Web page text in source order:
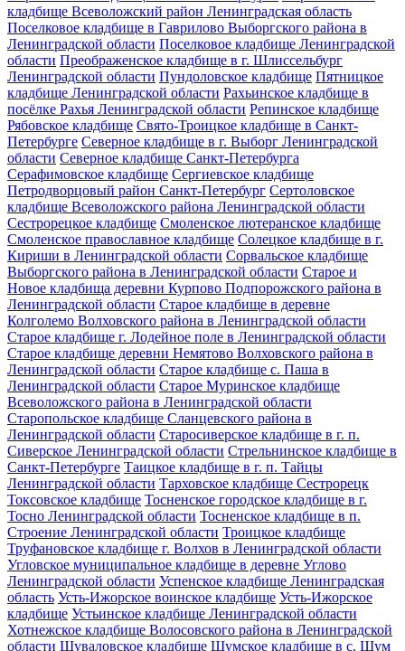
кладбище Всеволожский район Ленинградская область
Поселковое кладбище в Гаврилово Выборгского района в
Ленинградской области Поселковое кладбище Ленинградской
области Преображенское кладбище в г. Шлиссельбург
Ленинградской области Пундоловское кладбище Пятницкое
кладбище Ленинградской области Рахьинское кладбище в
посёлке Рахья Ленинградской области Репинское кладбище
Рябовское кладбище Свято-Троицкое кладбище в Санкт-
Петербурге Северное кладбище в г. Выборг Ленинградской
области Северное кладбище Санкт-Петербурга
Серафимовское кладбище Сергиевское кладбище
Петродворцовый район Санкт-Петербург Сертоловское
кладбище Всеволожского района Ленинградской области
Сестрорецкое кладбище Смоленское лютеранское кладбище
Смоленское православное кладбище Солецкое кладбище в г.
Кириши в Ленинградской области Сорвальское кладбище
Выборгского района в Ленинградской области Старое и
Новое кладбища деревни Курпово Подпорожского района в
Ленинградской области Старое кладбище в деревне
Колголемо Волховского района в Ленинградской области
Старое кладбище г. Лодейное поле в Ленинградской области
Старое кладбище деревни Немятово Волховского района в
Ленинградской области Старое кладбище с. Паша в
Ленинградской области Старое Муринское кладбище
Всеволожского района в Ленинградской области
Старопольское кладбище Сланцевского района в
Ленинградской области Старосиверское кладбище в г. п.
Сиверское Ленинградской области Стрельнинское кладбище в
Санкт-Петербурге Таицкое кладбище в г. п. Тайцы
Ленинградской области Тарховское кладбище Сестрорецк
Токсовское кладбище Тосненское городское кладбище в г.
Тосно Ленинградской области Тосненское кладбище в п.
Строение Ленинградской области Троицкое кладбище
Труфановское кладбище г. Волхов в Ленинградской области
Угловское муниципальное кладбище в деревне Углово
Ленинградской области Успенское кладбище Ленинградская
область Усть-Ижорское воинское кладбище Усть-Ижорское
кладбище Устьинское кладбище Ленинградской области
Хотнежское кладбище Волосовского района в Ленинградской
области Шуваловское кладбище Шумское кладбище в с. Шум